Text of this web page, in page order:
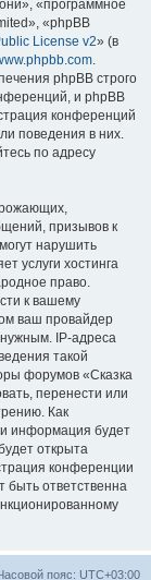
«программное
«phpBB
License v2» (в
.
phpBB строго
и phpBB
конференций
поведения в них.
по адресу
призывов к
нарушить
услуги хостинга
право.
к вашему
ваш провайдер
нужным. IP-адреса
такой
форумов «Сказка
перенести или
Как
информация будет
открыта
конференции
быть ответственна
пояс: UTC+03:00